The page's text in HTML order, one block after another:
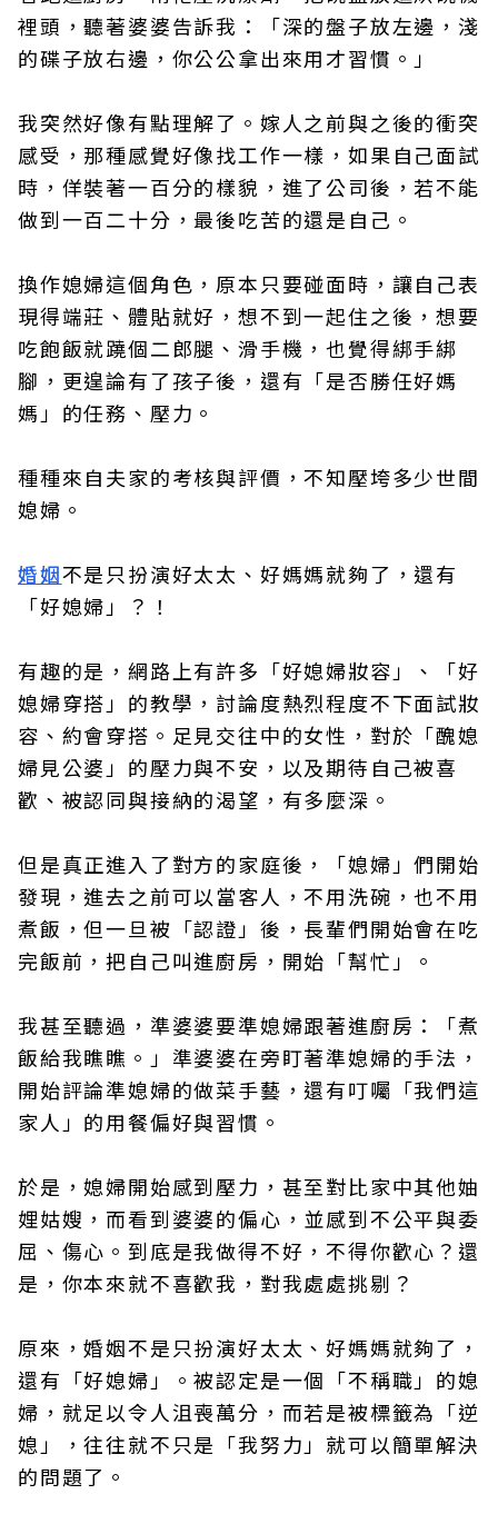
裡頭，聽著婆婆告訴我：「深的盤子放左邊，淺
的碟子放右邊，你公公拿出來用才習慣。」
我突然好像有點理解了。嫁人之前與之後的衝突
感受，那種感覺好像找工作一樣，如果自己面試
時，佯裝著一百分的樣貌，進了公司後，若不能
做到一百二十分，最後吃苦的還是自己。
換作媳婦這個角色，原本只要碰面時，讓自己表
現得端莊、體貼就好，想不到一起住之後，想要
吃飽飯就蹺個二郎腿、滑手機，也覺得綁手綁
腳，更遑論有了孩子後，還有「是否勝任好媽
媽」的任務、壓力。
種種來自夫家的考核與評價，不知壓垮多少世間
媳婦。
婚姻不是只扮演好太太、好媽媽就夠了，還有
「好媳婦」？！
有趣的是，網路上有許多「好媳婦妝容」、「好
媳婦穿搭」的教學，討論度熱烈程度不下面試妝
容、約會穿搭。足見交往中的女性，對於「醜媳
婦見公婆」的壓力與不安，以及期待自己被喜
歡、被認同與接納的渴望，有多麼深。
但是真正進入了對方的家庭後，「媳婦」們開始
發現，進去之前可以當客人，不用洗碗，也不用
煮飯，但一旦被「認證」後，長輩們開始會在吃
完飯前，把自己叫進廚房，開始「幫忙」。
我甚至聽過，準婆婆要準媳婦跟著進廚房：「煮
飯給我瞧瞧。」準婆婆在旁盯著準媳婦的手法，
開始評論準媳婦的做菜手藝，還有叮囑「我們這
家人」的用餐偏好與習慣。
於是，媳婦開始感到壓力，甚至對比家中其他妯
娌姑嫂，而看到婆婆的偏心，並感到不公平與委
屈、傷心。到底是我做得不好，不得你歡心？還
是，你本來就不喜歡我，對我處處挑剔？
原來，婚姻不是只扮演好太太、好媽媽就夠了，
還有「好媳婦」。被認定是一個「不稱職」的媳
婦，就足以令人沮喪萬分，而若是被標籤為「逆
媳」，往往就不只是「我努力」就可以簡單解決
的問題了。